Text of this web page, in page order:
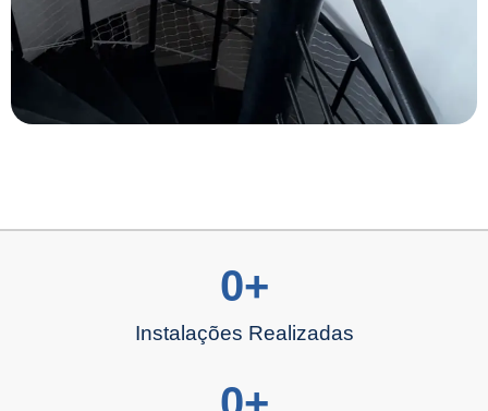
Instalações Realizadas
0+